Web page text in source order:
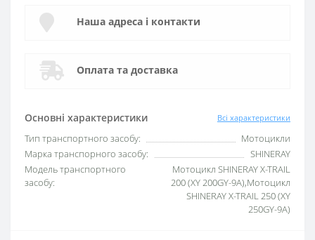
Основні характеристики Всі характеристики
Тип транспортного засобу:
Мотоцикли
Марка транспорного засобу:
SHINERAY
Модель транспортного
засобу:
Мотоцикл SHINERAY X-TRAIL
200 (XY 200GY-9A),Мотоцикл
SHINERAY X-TRAIL 250 (XY
250GY-9A)
Наша адреса і контакти
Оплата та доставка